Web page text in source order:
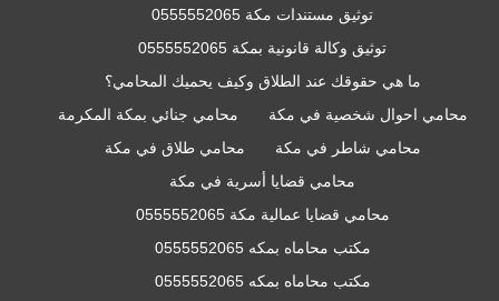
توثيق مستندات مكة 0555552065
توثيق وكالة قانونية بمكة 0555552065
ما هي حقوقك عند الطلاق وكيف يحميك المحامي؟
محامي احوال شخصية في مكة
محامي جنائي بمكة المكرمة
محامي شاطر في مكة
محامي طلاق في مكة
محامي قضايا أسرية في مكة
محامي قضايا عمالية مكة 0555552065
مكتب محاماه بمكه 0555552065
مكتب محاماه بمكه 0555552065